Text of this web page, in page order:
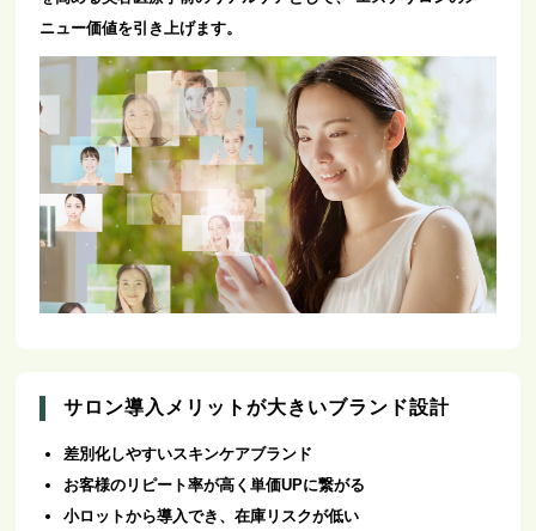
ニュー価値を引き上げます。
サロン導入メリットが大きいブランド設計
差別化しやすいスキンケアブランド
お客様のリピート率が高く単価UPに繋がる
小ロットから導入でき、在庫リスクが低い